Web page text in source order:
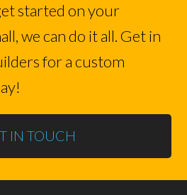
started on your
we can do it all. Get in
for a custom
IN TOUCH